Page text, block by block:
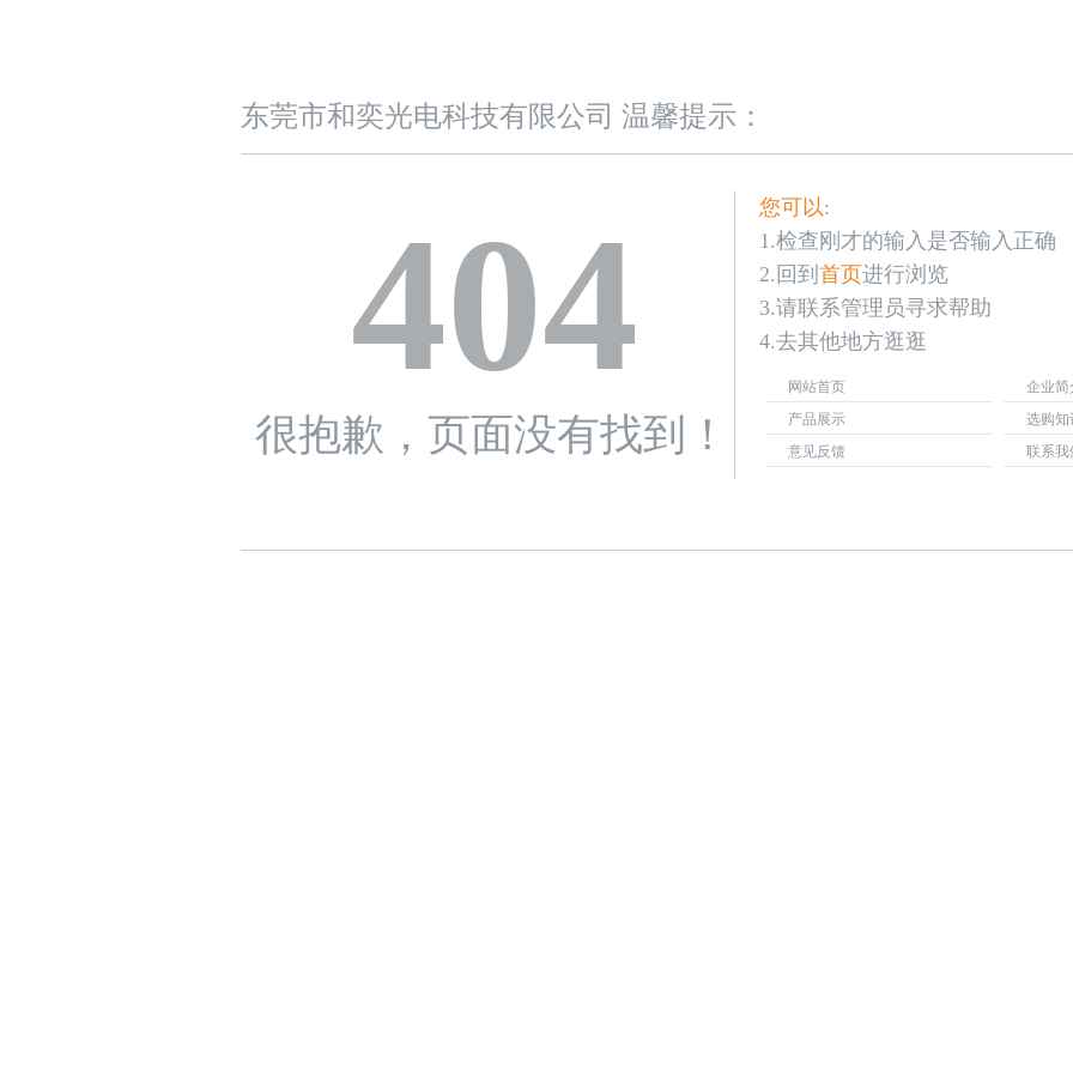
东莞市和奕光电科技有限公司 温馨提示：
404
很抱歉，页面没有找到！
您可以:
1.检查刚才的输入是否输入正确
2.回到 首页进行浏览
3.请联系管理员寻求帮助
4.去其他地方逛逛
网站首页
企业简
产品展示
选购知
意见反馈
联系我